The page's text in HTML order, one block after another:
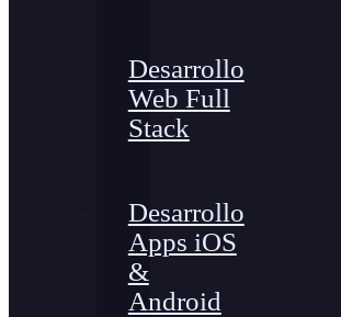
Desarrollo
Web Full
Stack
Desarrollo
Apps iOS
&
Android